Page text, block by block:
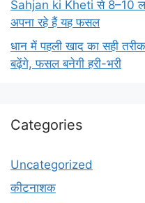
Sahjan ki Kheti से 8–10
अपना रहे हैं यह फसल
धान में पहली खाद का सही
बढ़ेंगे, फसल बनेगी हरी-भरी
Categories
Uncategorized
कीटनाशक